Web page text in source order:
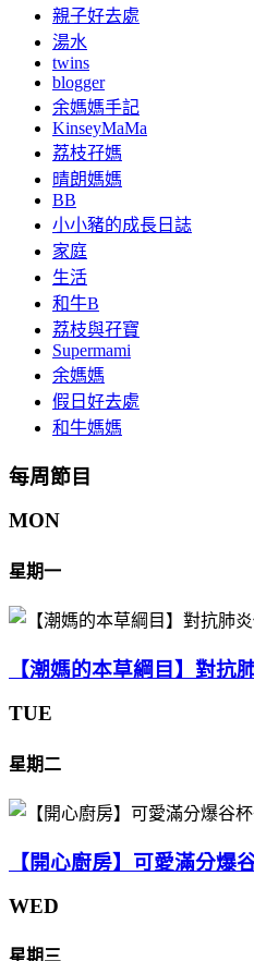
親子好去處
湯水
twins
blogger
余媽媽手記
KinseyMaMa
荔枝孖媽
晴朗媽媽
BB
小小豬的成長日誌
家庭
生活
和牛B
荔枝與孖寶
Supermami
余媽媽
假日好去處
和牛媽媽
每周節目
MON
星期一
【潮媽的本草綱目】對抗
TUE
星期二
【開心廚房】可愛滿分爆
WED
星期三